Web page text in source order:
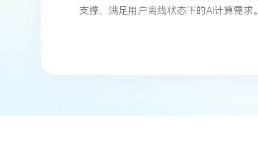
支撑，满足用户离线状态下的AI计算需求。